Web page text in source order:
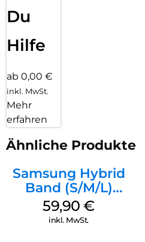
Du
Hilfe
ab 0,00 €
inkl. MwSt.
Mehr
erfahren
Ähnliche Produkte
Samsung Hybrid
Band (S/M/L)
Galaxy
Watch8/Watch8
59,90€
inkl. MwSt.